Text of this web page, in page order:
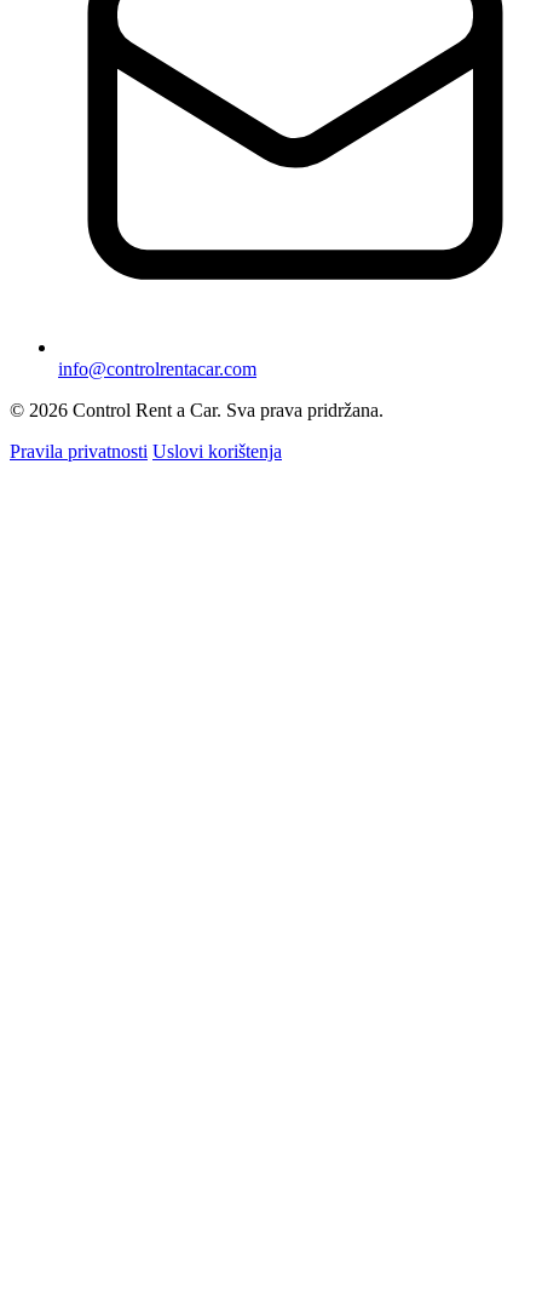
info@controlrentacar.com
© 2026 Control Rent a Car. Sva prava pridržana.
Pravila privatnosti Uslovi korištenja